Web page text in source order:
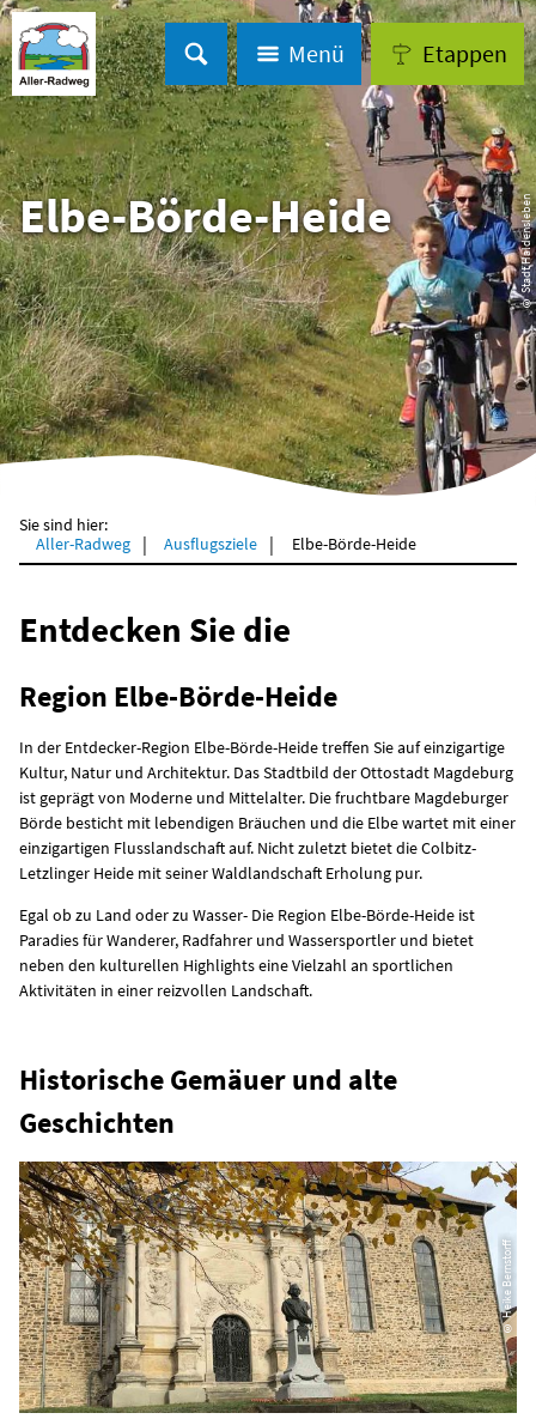
Menü Etappen
© Stadt Haldensleben
Elbe-Börde-Heide
Sie sind hier:
Aller-Radweg
Ausflugsziele Elbe-Börde-Heide
Entdecken Sie die
Region Elbe-Börde-Heide
In der Entdecker-Region Elbe-Börde-Heide treffen Sie auf einzigartige
Kultur, Natur und Architektur. Das Stadtbild der Ottostadt Magdeburg
ist geprägt von Moderne und Mittelalter. Die fruchtbare Magdeburger
Börde besticht mit lebendigen Bräuchen und die Elbe wartet mit einer
einzigartigen Flusslandschaft auf. Nicht zuletzt bietet die Colbitz-
Letzlinger Heide mit seiner Waldlandschaft Erholung pur.
Egal ob zu Land oder zu Wasser- Die Region Elbe-Börde-Heide ist
Paradies für Wanderer, Radfahrer und Wassersportler und bietet
neben den kulturellen Highlights eine Vielzahl an sportlichen
Aktivitäten in einer reizvollen Landschaft.
Historische Gemäuer und alte
Geschichten
© Heike Bernstorff